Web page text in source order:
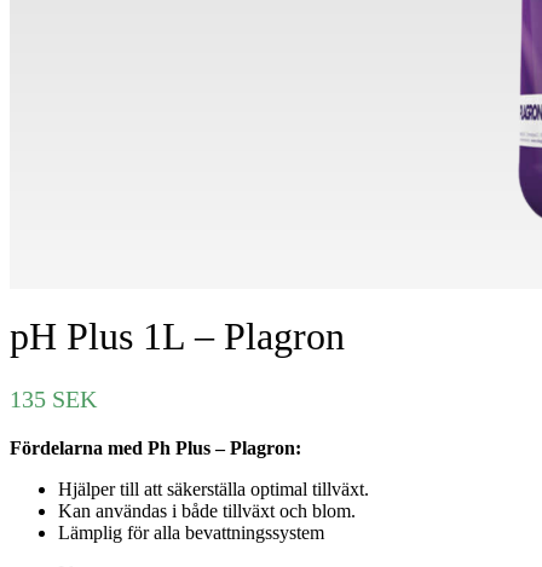
pH Plus 1L – Plagron
135 SEK
Fördelarna med Ph Plus – Plagron:
Hjälper till att säkerställa optimal tillväxt.
Kan användas i både tillväxt och blom.
Lämplig för alla bevattningssystem